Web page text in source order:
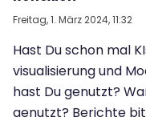
Freitag, 1. März 2024, 11:32
Hast Du schon mal
visualisierung und
hast Du genutzt?
genutzt? Berichte